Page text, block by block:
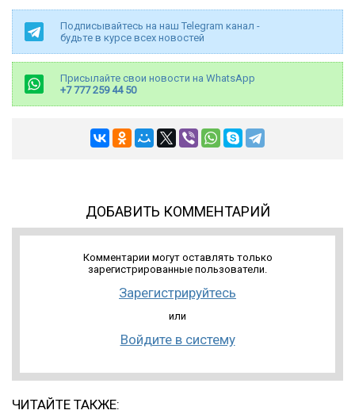
Подписывайтесь на наш Telegram канал -
будьте в курсе всех новостей
Присылайте свои новости на WhatsApp
+7 777 259 44 50
ДОБАВИТЬ КОММЕНТАРИЙ
Комментарии могут оставлять только
зарегистрированные пользователи.
Зарегистрируйтесь
или
Войдите в систему
ЧИТАЙТЕ ТАКЖЕ: